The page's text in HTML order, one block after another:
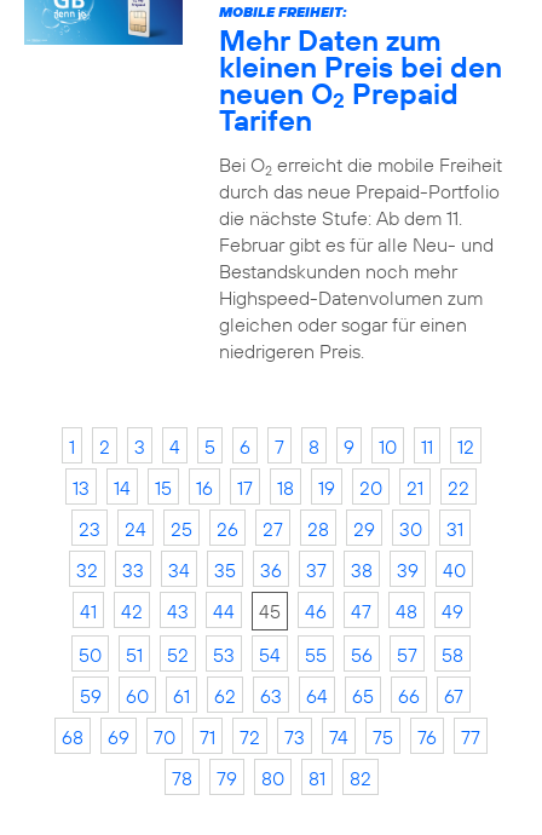
MOBILE FREIHEIT:
Mehr Daten zum
kleinen Preis bei den
neuen O2 Prepaid
Tarifen
Bei O2erreicht die mobile Freiheit
durch das neue Prepaid-Portfolio
die nächste Stufe: Ab dem 11.
Februar gibt es für alle Neu- und
Bestandskunden noch mehr
Highspeed-Datenvolumen zum
gleichen oder sogar für einen
niedrigeren Preis.
1 2 3 4 5 6 7 8 9 10 11
12
13
14 15 16 17 18 19 20 21
22
23
24 25 26 27 28 29 30
31
32
33 34 35 36 37 38 39
40
41
42 43 44 45 46 47 48
49
50
51 52 53 54 55 56 57
58
59
60 61 62 63 64 65 66
67
68
69 70 71 72 73 74 75 76
77
78
79 80 81 82